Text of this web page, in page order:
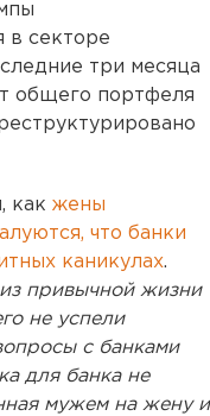
в секторе
три месяца
общего портфеля
как жены
что банки
каникулах.
привычной жизни
не успели
с банками
для банка не
мужем на жену и